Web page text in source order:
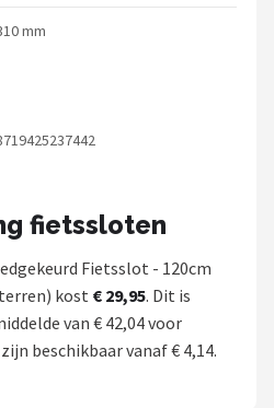
mm
fietssloten
Fietsslot - 120cm
kost € 29,95. Dit is
van € 42,04 voor
beschikbaar vanaf € 4,14.